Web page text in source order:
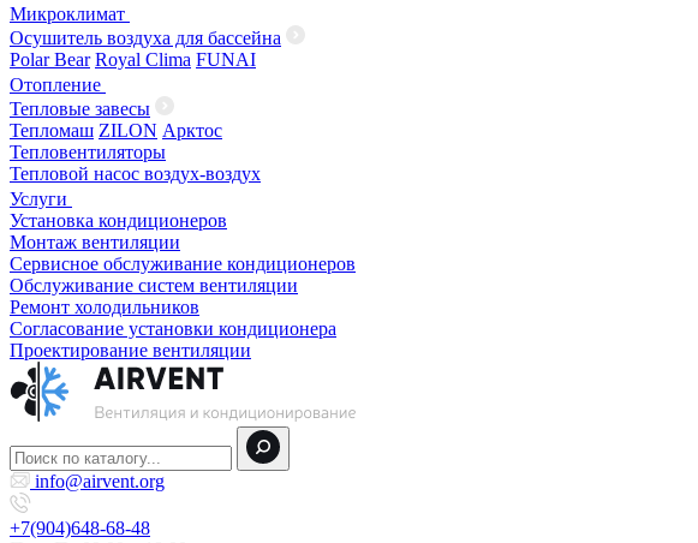
Микроклимат
Осушитель воздуха для бассейна
Polar Bear Royal Clima FUNAI
Отопление
Тепловые завесы
Тепломаш ZILON Арктос
Тепловентиляторы
Тепловой насос воздух-воздух
Услуги
Установка кондиционеров
Монтаж вентиляции
Сервисное обслуживание кондиционеров
Обслуживание систем вентиляции
Ремонт холодильников
Согласование установки кондиционера
Проектирование вентиляции
info@airvent.org
+7(904)648-68-48